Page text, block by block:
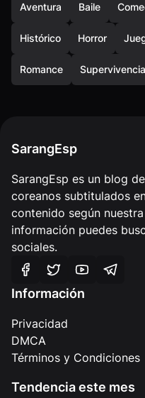
Aventura Baile
Histórico Horror
Romance Supervivencia
SarangEsp
SarangEsp es un blog
coreanos subtitulados
contenido según
información puedes
sociales.
Información
Privacidad
DMCA
Términos y Condiciones
Tendencia este mes